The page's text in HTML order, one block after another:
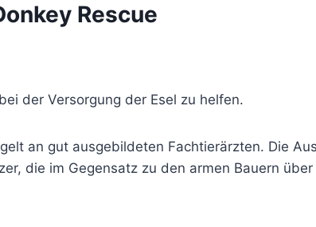
Rescue
der Versorgung der Esel zu helfen.
an gut ausgebildeten Fachtierärzten. Die
die im Gegensatz zu den armen Bauern